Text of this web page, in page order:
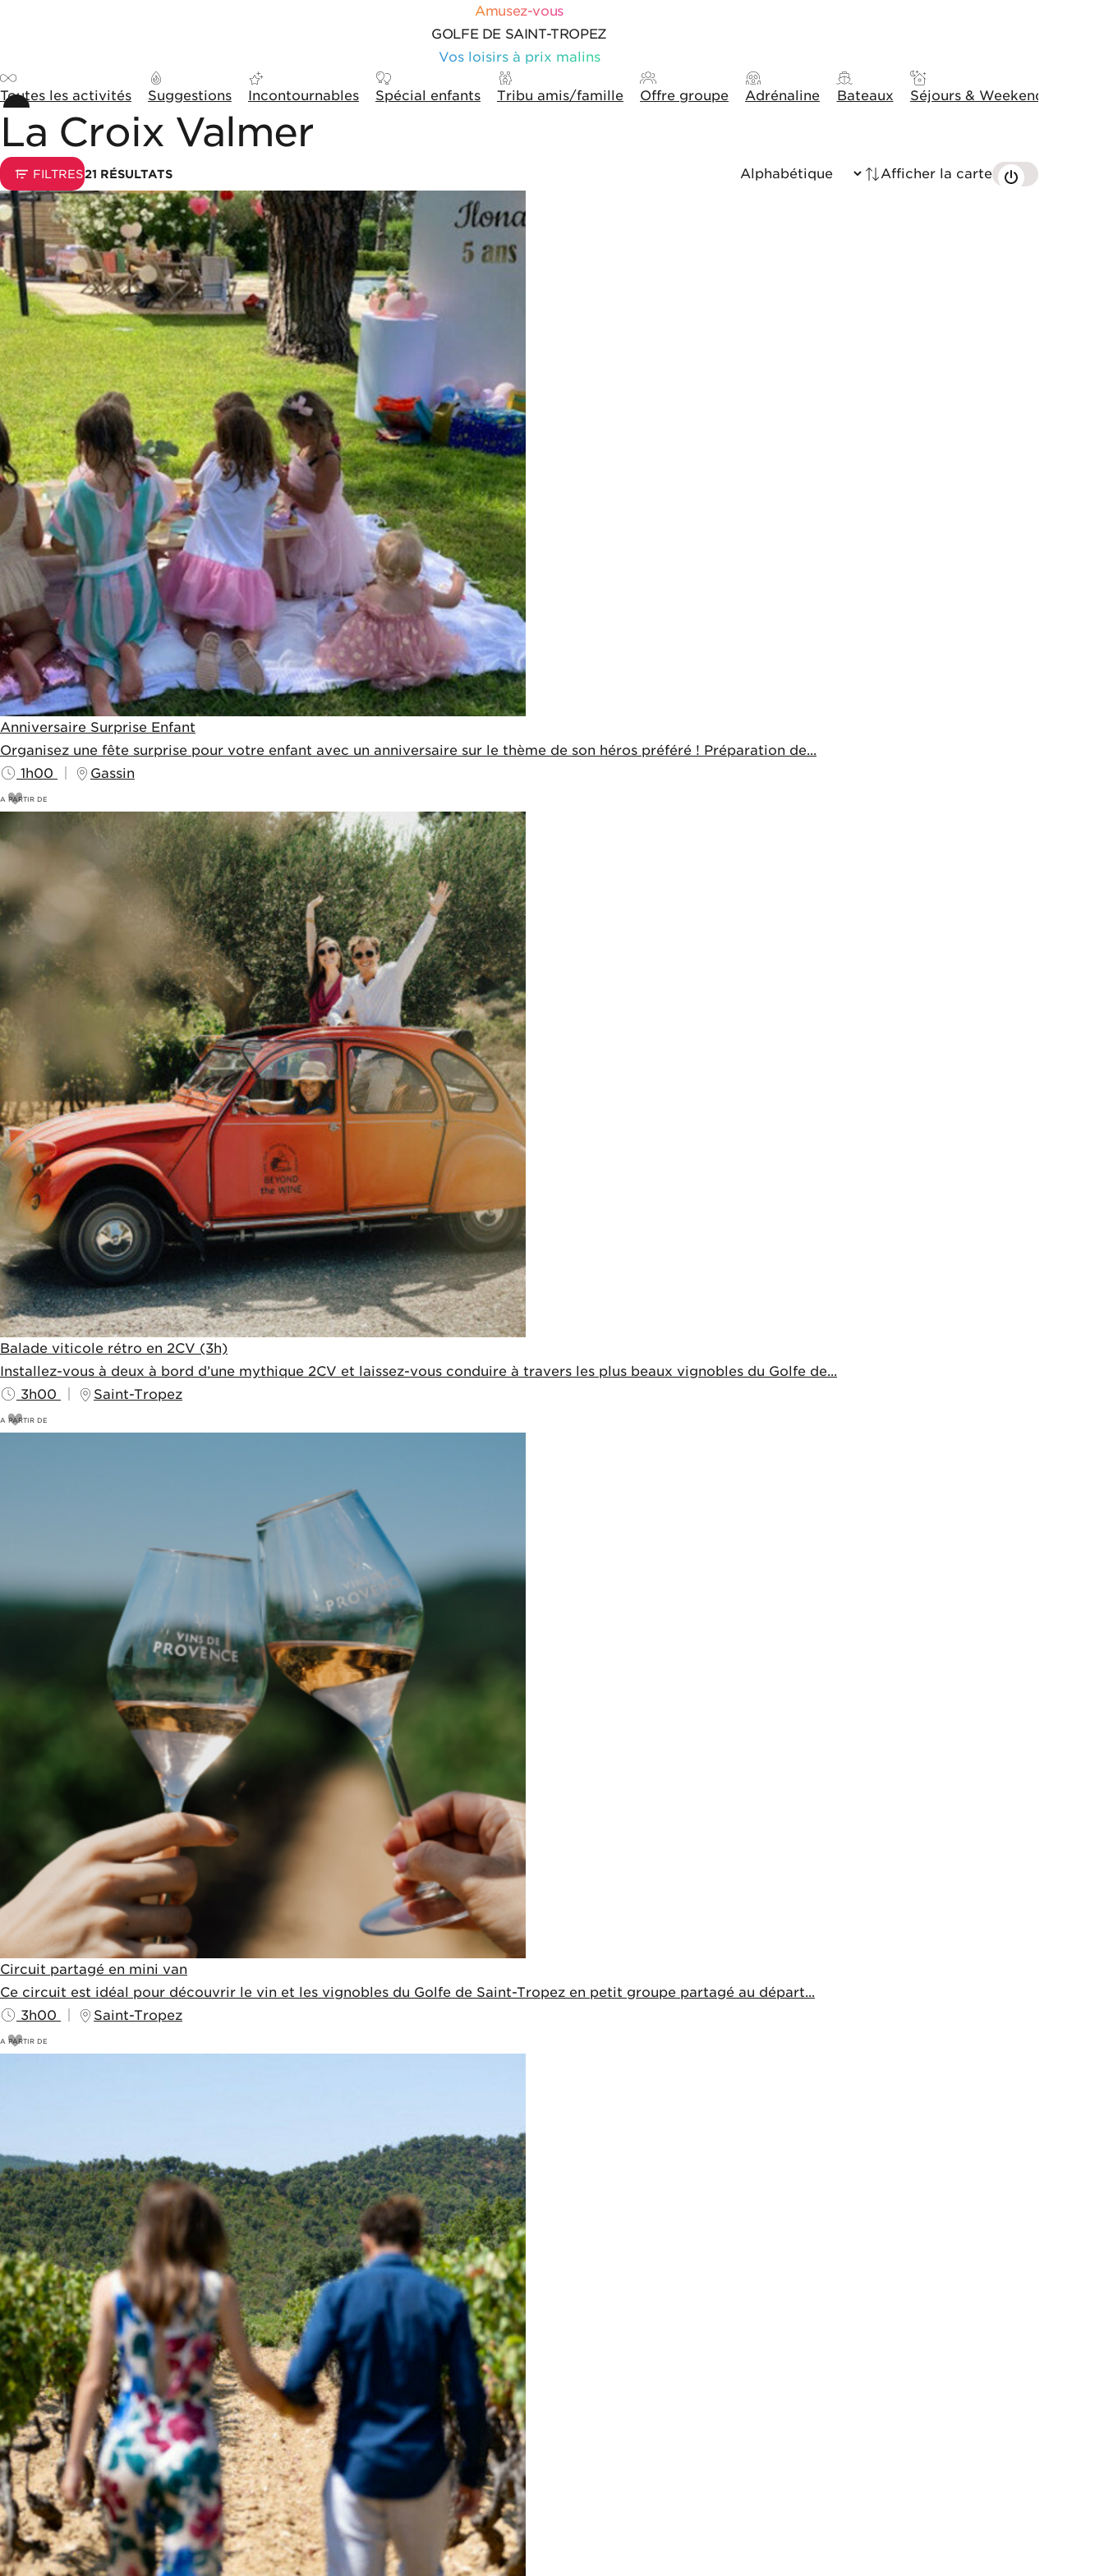
Amusez-vous
GOLFE DE SAINT-TROPEZ
Vos loisirs à prix malins
Toutes les activités Suggestions Incontournables Spécial enfants Tribu amis/famille Offre groupe Adrénaline Bateaux Séjours & Weekends
La Croix Valmer
Options de tri et d'affichage
FILTRES
1 21 RÉSULTATS Trié par Afficher la carte
Liste de résultats
Anniversaire Surprise Enfant
Organisez une fête surprise pour votre enfant avec un anniversaire sur le thème de son héros préféré ! Préparation de...
1h00
Gassin
A PARTIR DE
200€
Balade viticole rétro en 2CV (3h)
Installez-vous à deux à bord d’une mythique 2CV et laissez-vous conduire à travers les plus beaux vignobles du Golfe de...
3h00
Saint-Tropez
A PARTIR DE
Circuit partagé en mini van
Ce circuit est idéal pour découvrir le vin et les vignobles du Golfe de Saint-Tropez en petit groupe partagé au départ...
3h00
Saint-Tropez
A PARTIR DE